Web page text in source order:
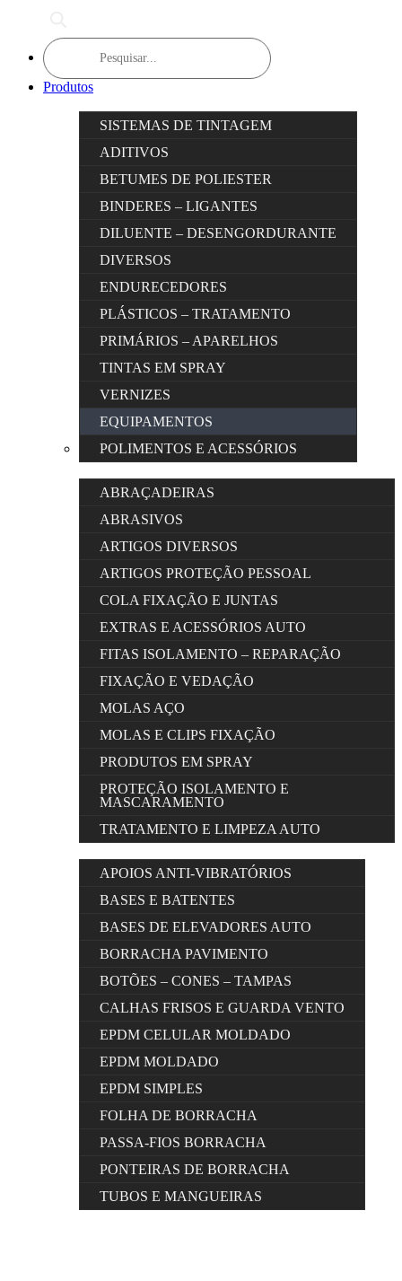
Products
search
Produtos
SISTEMAS DE TINTAGEM
ADITIVOS
BETUMES DE POLIESTER
BINDERES – LIGANTES
DILUENTE – DESENGORDURANTE
DIVERSOS
ENDURECEDORES
PLÁSTICOS – TRATAMENTO
PRIMÁRIOS – APARELHOS
TINTAS EM SPRAY
VERNIZES
EQUIPAMENTOS
POLIMENTOS E ACESSÓRIOS
ABRAÇADEIRAS
ABRASIVOS
ARTIGOS DIVERSOS
ARTIGOS PROTEÇÃO PESSOAL
COLA FIXAÇÃO E JUNTAS
EXTRAS E ACESSÓRIOS AUTO
FITAS ISOLAMENTO – REPARAÇÃO
FIXAÇÃO E VEDAÇÃO
MOLAS AÇO
MOLAS E CLIPS FIXAÇÃO
PRODUTOS EM SPRAY
PROTEÇÃO ISOLAMENTO E
MASCARAMENTO
TRATAMENTO E LIMPEZA AUTO
APOIOS ANTI-VIBRATÓRIOS
BASES E BATENTES
BASES DE ELEVADORES AUTO
BORRACHA PAVIMENTO
BOTÕES – CONES – TAMPAS
CALHAS FRISOS E GUARDA VENTO
EPDM CELULAR MOLDADO
EPDM MOLDADO
EPDM SIMPLES
FOLHA DE BORRACHA
PASSA-FIOS BORRACHA
PONTEIRAS DE BORRACHA
TUBOS E MANGUEIRAS